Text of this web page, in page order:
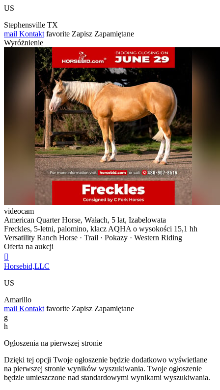
US
Stephensville TX
mail Kontakt favorite Zapisz Zapamiętane
Wyróżnienie
videocam
American Quarter Horse, Wałach, 5 lat, Izabelowata
Freckles, 5-letni, palomino, klacz AQHA o wysokości 15,1 hh
Versatility Ranch Horse · Trail · Pokazy · Western Riding
Oferta na aukcji

Horsebid,LLC
US
Amarillo
mail Kontakt favorite Zapisz Zapamiętane
g
h
Ogłoszenia na pierwszej stronie
Dzięki tej opcji Twoje ogłoszenie będzie dodatkowo wyświetlane
na pierwszej stronie wyników wyszukiwania. Twoje ogłoszenie
będzie umieszczone nad standardowymi wynikami wyszukiwania.